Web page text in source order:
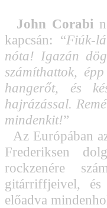
John Corabi
kapcsán: “Fiúk-
nóta! Igazán
számíthattok,
hangerőt, és
hajrázással.
mindenkit!”
Az Európában
Frederiksen
rockzenére
gitárriffjeivel, és
előadva